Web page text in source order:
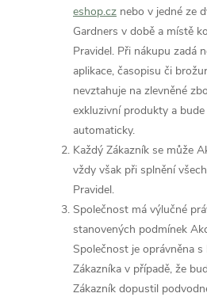
eshop.cz nebo v jedné ze
Gardners v době a místě
Pravidel. Při nákupu zadá
aplikace, časopisu či
nevztahuje na zlevněné
exkluzivní produkty a
automaticky.
Každý Zákazník se může
vždy však při splnění
Pravidel.
Společnost má výlučné
stanovených podmínek
Společnost je oprávněna
Zákazníka v případě, že
Zákazník dopustil